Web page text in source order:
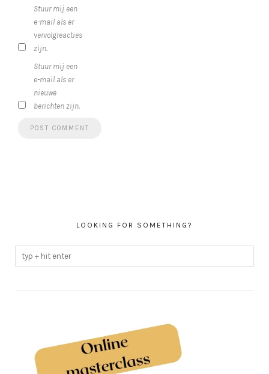
Stuur mij een
e-mail als er
vervolgreacties
zijn.
Stuur mij een
e-mail als er
nieuwe
berichten zijn.
LOOKING FOR SOMETHING?